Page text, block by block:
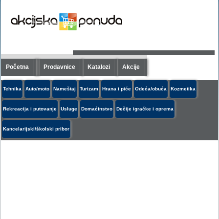
Početna Prodavnice Katalozi Akcije
Tehnika Auto/moto Nameštaj Turizam Hrana i piće Odeća/obuća Kozmetika
Rekreacija i putovanje Usluge Domaćinstvo Dečije igračke i oprema
Kancelarijski/školski pribor